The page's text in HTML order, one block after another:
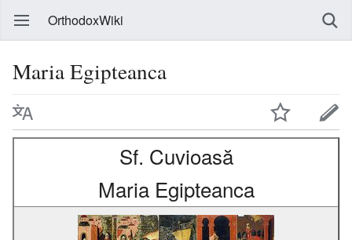
OrthodoxWiki
Maria Egipteanca
Sf. Cuvioasă
Maria Egipteanca